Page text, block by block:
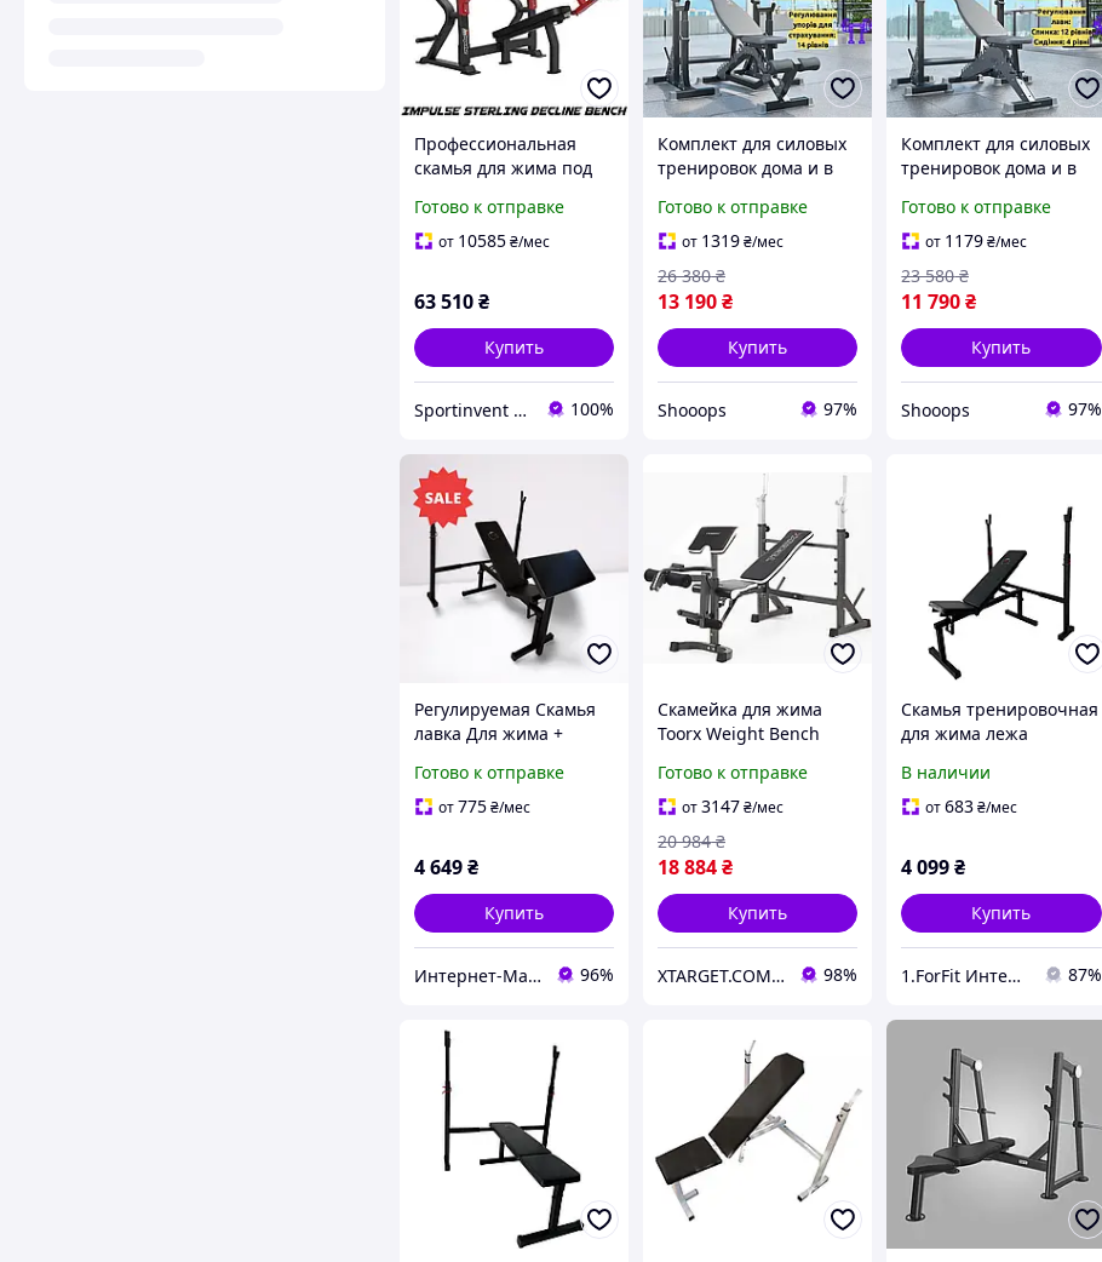
Профессиональная
скамья для жима под
STERLING Decline
Bench
Готово к отправке
от 10585₴/мес
63 510₴
Купить
Sportinvent - спортивный интернет магазин 100%
Комплект для силовых
тренировок дома и в
скамья для жима WCG
Defender со стойками
Готово к отправке
от 1319₴/мес
13 190₴
26 380 ₴
Купить
Shooops 97%
Комплект для силовых
тренировок дома и в
скамья для жима WCG
Blade со стойками
Готово к отправке
от 1179₴/мес
11 790₴
23 580 ₴
Купить
Shooops 97%
Регулируемая Скамья
лавка Для жима +
Скотта Magnus 003
Кликшоп
Готово к отправке
от775₴/мес
4 649₴
Купить
Интернет-Магазин КликШоп - Покупка всего в один клик 96%
Скамейка для жима
Toorx Weight Bench
Готово к отправке
от3147₴/мес
18 884₴
20 984 ₴
Купить
XTARGET.COM.UA 98%
Скамья тренировочная
для жима лежа
со стойкой для дома и
спортзала с нагрузкой
В наличии
от683₴/мес
4 099₴
Купить
1.ForFit Интернет-магазин спортивных товаров 87%